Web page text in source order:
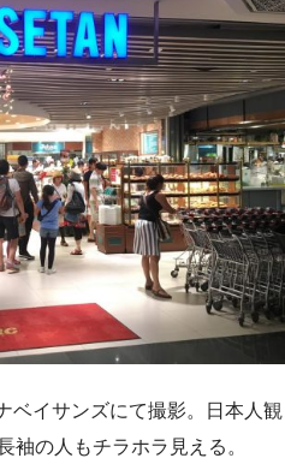
ベイサンズにて撮影。日本人観
袖の人もチラホラ見える。